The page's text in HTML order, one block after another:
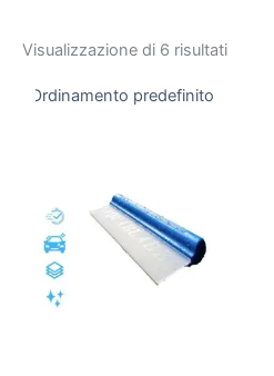
Visualizzazione di 6 risultati
ha
più
varianti.